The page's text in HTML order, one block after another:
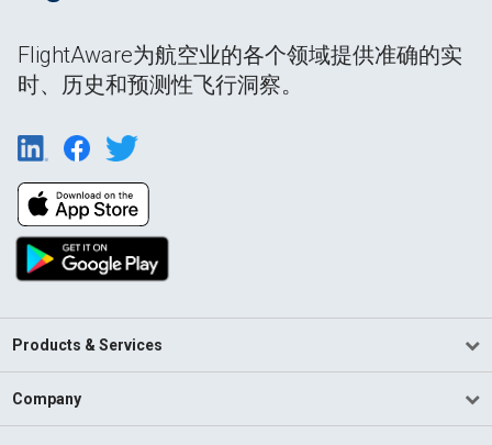
FlightAware为航空业的各个领域提供准确的实
时、历史和预测性飞行洞察。
Products & Services
Company